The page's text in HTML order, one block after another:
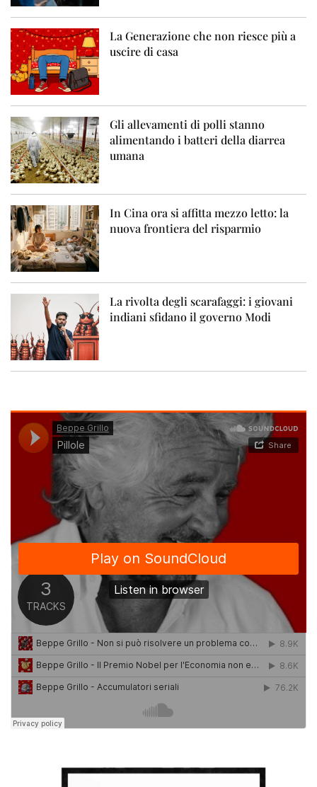
La Generazione che non riesce più a
uscire di casa
Gli allevamenti di polli stanno
alimentando i batteri della diarrea
umana
In Cina ora si affitta mezzo letto: la
nuova frontiera del risparmio
La rivolta degli scarafaggi: i giovani
indiani sfidano il governo Modi